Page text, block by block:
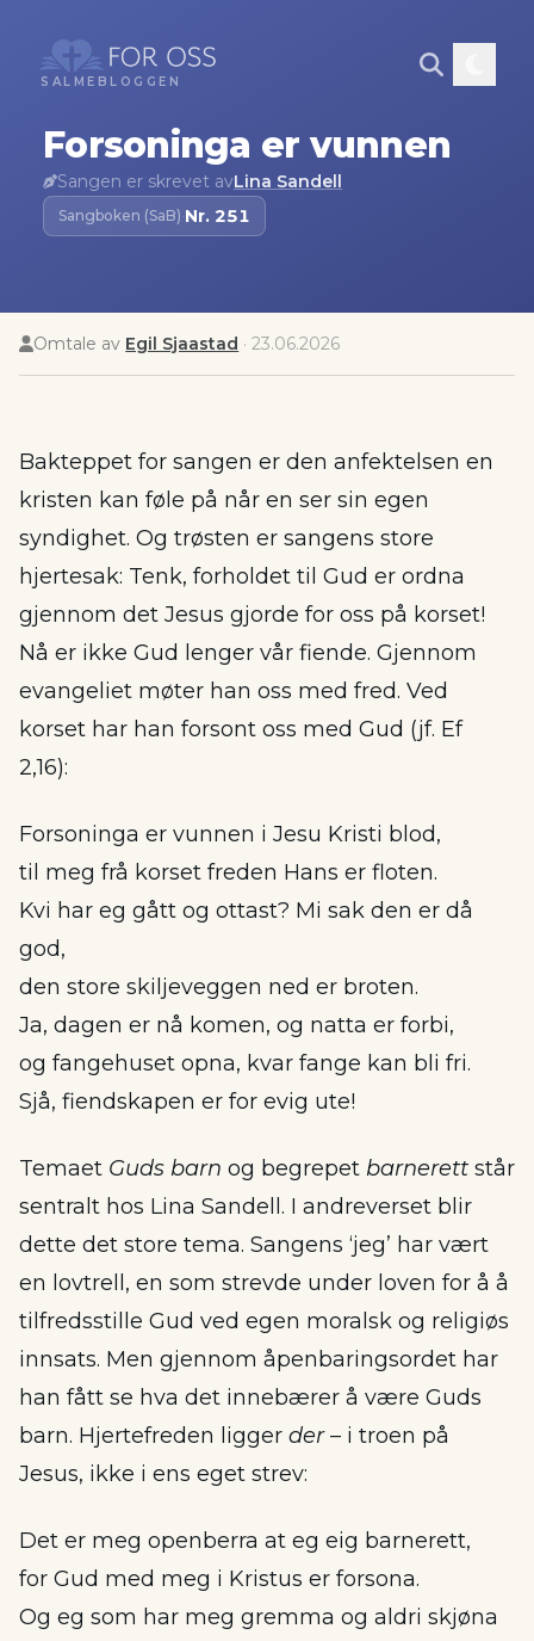
SALMEBLOGGEN
Forsoninga er vunnen
Sangen er skrevet avLina Sandell
Sangboken (SaB)·Nr. 251
Omtale av Egil Sjaastad ·23.06.2026
Bakteppet for sangen er den anfektelsen en
kristen kan føle på når en ser sin egen
syndighet. Og trøsten er sangens store
hjertesak: Tenk, forholdet til Gud er ordna
gjennom det Jesus gjorde for oss på korset!
Nå er ikke Gud lenger vår fiende. Gjennom
evangeliet møter han oss med fred. Ved
korset har han forsont oss med Gud (jf. Ef
2,16):
Forsoninga er vunnen i Jesu Kristi blod,
til meg frå korset freden Hans er floten.
Kvi har eg gått og ottast? Mi sak den er då
god,
den store skiljeveggen ned er broten.
Ja, dagen er nå komen, og natta er forbi,
og fangehuset opna, kvar fange kan bli fri.
Sjå, fiendskapen er for evig ute!
Temaet Guds barn og begrepet barnerett står
sentralt hos Lina Sandell. I andreverset blir
dette det store tema. Sangens ‘jeg’ har vært
en lovtrell, en som strevde under loven for å å
tilfredsstille Gud ved egen moralsk og religiøs
innsats. Men gjennom åpenbaringsordet har
han fått se hva det innebærer å være Guds
barn. Hjertefreden ligger der– i troen på
Jesus, ikke i ens eget strev:
Det er meg openberra at eg eig barnerett,
for Gud med meg i Kristus er forsona.
Og eg som har meg gremma og aldri skjøna